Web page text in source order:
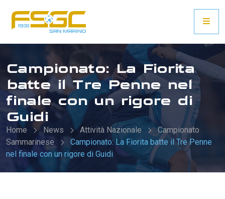
Campionato: La Fiorita
batte il Tre Penne nel
finale con un rigore di
Guidi
Home News Attività Nazionale
Campionato
Sammarinese
Campionato: La Fiorita batte il Tre Penne
nel finale con un rigore di Guidi